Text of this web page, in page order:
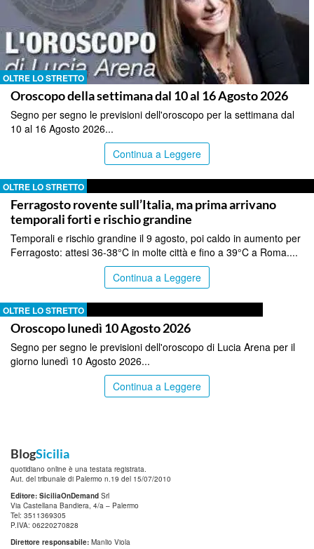
OLTRE LO STRETTO
Oroscopo della settimana dal 10 al 16 Agosto 2026
Segno per segno le previsioni dell'oroscopo per la settimana dal
10 al 16 Agosto 2026...
Continua a Leggere
OLTRE LO STRETTO
Ferragosto rovente sull’Italia, ma prima arrivano
temporali forti e rischio grandine
Temporali e rischio grandine il 9 agosto, poi caldo in aumento per
Ferragosto: attesi 36-38°C in molte città e fino a 39°C a Roma....
Continua a Leggere
OLTRE LO STRETTO
Oroscopo lunedì 10 Agosto 2026
Segno per segno le previsioni dell'oroscopo di Lucia Arena per il
giorno lunedì 10 Agosto 2026...
Continua a Leggere
BlogSicilia
quotidiano online è una testata registrata.
Aut. del tribunale di Palermo n.19 del 15/07/2010
Editore: SiciliaOnDemand Srl
Via Castellana Bandiera, 4/a – Palermo
Tel: 3511369305
P.IVA: 06220270828
Direttore responsabile: Manlio Viola